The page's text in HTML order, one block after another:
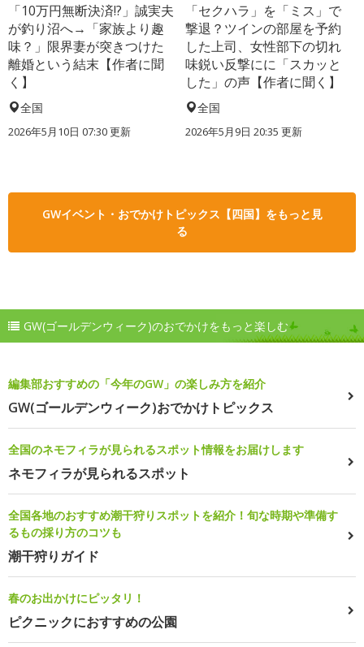
「10万円無断決済!?」誠実夫
が釣り沼へ→「家族より趣
味？」限界妻が突きつけた
離婚という結末【作者に聞
く】
全国
2026年5月10日 07:30 更新
「セクハラ」を「ミス」で
撃退？ツインの部屋を予約
した上司、女性部下の切れ
味鋭い反撃にに「スカッと
した」の声【作者に聞く】
全国
2026年5月9日 20:35 更新
GWイベント・おでかけトピックス【四国】をもっと見
る
GW(ゴールデンウィーク)のおでかけをもっと楽しむ
編集部おすすめの「今年のGW」の楽しみ方を紹介
GW(ゴールデンウィーク)おでかけトピックス
全国のネモフィラが見られるスポット情報をお届けします
ネモフィラが見られるスポット
全国各地のおすすめ潮干狩りスポットを紹介！旬な時期や準備す
るもの採り方のコツも
潮干狩りガイド
春のお出かけにピッタリ！
ピクニックにおすすめの公園